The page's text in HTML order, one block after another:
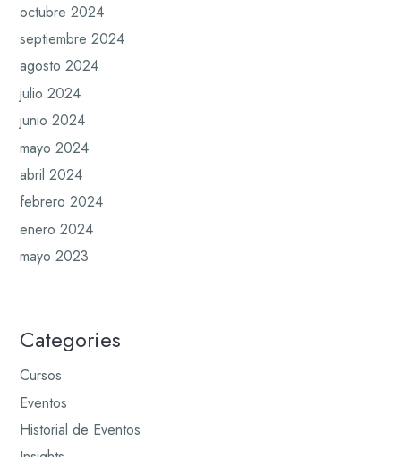
octubre 2024
septiembre 2024
agosto 2024
julio 2024
junio 2024
mayo 2024
abril 2024
febrero 2024
enero 2024
mayo 2023
Categories
Cursos
Eventos
Historial de Eventos